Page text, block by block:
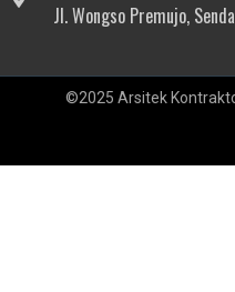
Jl. Wongso Premujo,
©2025 Arsitek